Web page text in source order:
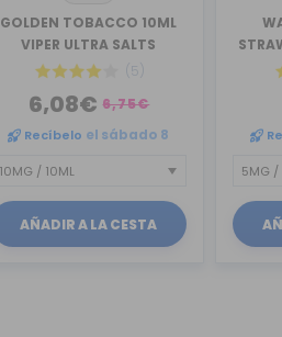
GOLDEN TOBACCO 10ML
VIPER ULTRA SALTS
(5)
6,08€ 6,75€
Recíbelo el sábado 8
AÑADIR A LA CESTA